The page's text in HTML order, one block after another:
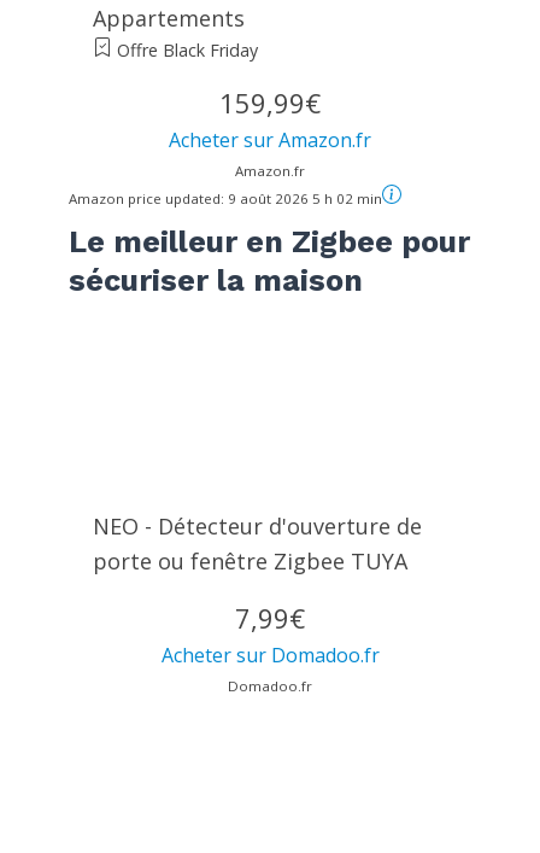
Appartements
Offre Black Friday
159,99€
Acheter sur Amazon.fr
Amazon.fr
Amazon price updated: 9 août 2026 5 h 02 min
Le meilleur en Zigbee pour
sécuriser la maison
NEO - Détecteur d'ouverture de
porte ou fenêtre Zigbee TUYA
7,99€
Acheter sur Domadoo.fr
Domadoo.fr